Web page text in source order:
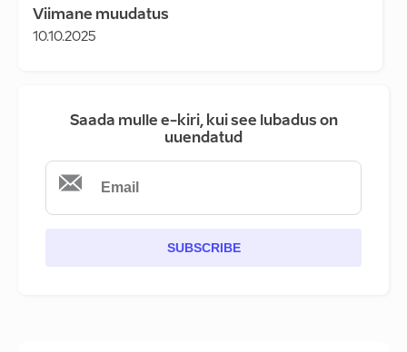
Viimane muudatus
10.10.2025
Saada mulle e-kiri, kui see lubadus on
uuendatud
SUBSCRIBE